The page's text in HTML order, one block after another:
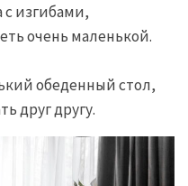
с изгибами,
очень маленькой.
обеденный стол,
друг другу.